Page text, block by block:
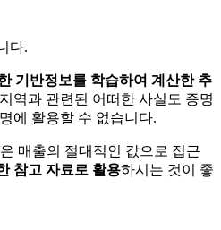
다.
기반정보를 학습하여 계산한 추
역과 관련된 어떠한 사실도 증명
에 활용할 수 없습니다.
매출의 절대적인 값으로 접근
참고 자료로 활용하시는 것이 좋